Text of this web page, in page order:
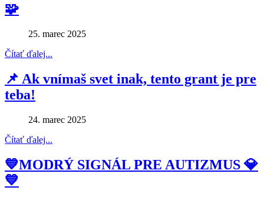
🧩
25. marec 2025
Čítať ďalej...
📌 Ak vnímaš svet inak, tento grant je pre
teba!
24. marec 2025
Čítať ďalej...
💙MODRÝ SIGNÁL PRE AUTIZMUS 💎
💙